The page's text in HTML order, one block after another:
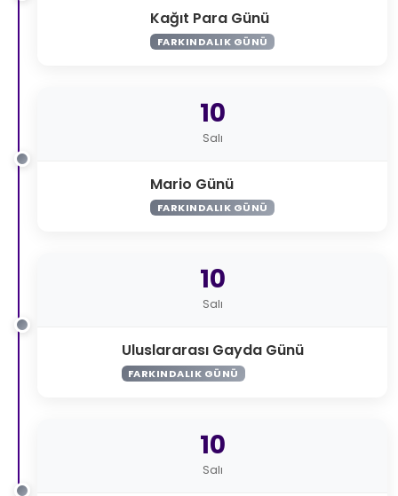
Kağıt Para Günü
FARKINDALIK GÜNÜ
10
Salı
Mario Günü
FARKINDALIK GÜNÜ
10
Salı
Uluslararası Gayda Günü
FARKINDALIK GÜNÜ
10
Salı